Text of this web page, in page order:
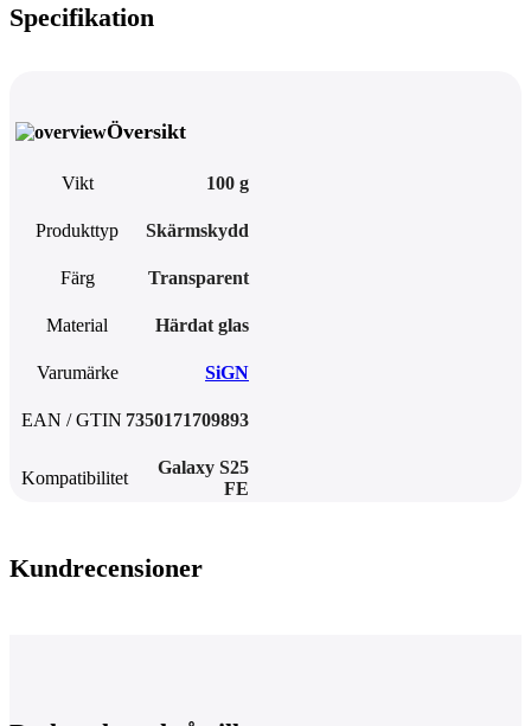
Specifikation
Översikt
Vikt 100 g
Produkttyp Skärmskydd
Färg Transparent
Material Härdat glas
Varumärke SiGN
EAN / GTIN 7350171709893
Kompatibilitet
Galaxy S25
FE
Kundrecensioner